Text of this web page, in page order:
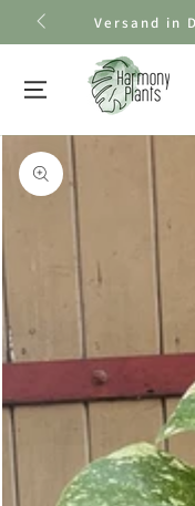
Zum Inhalt
springenVersand in
Zu den
springen